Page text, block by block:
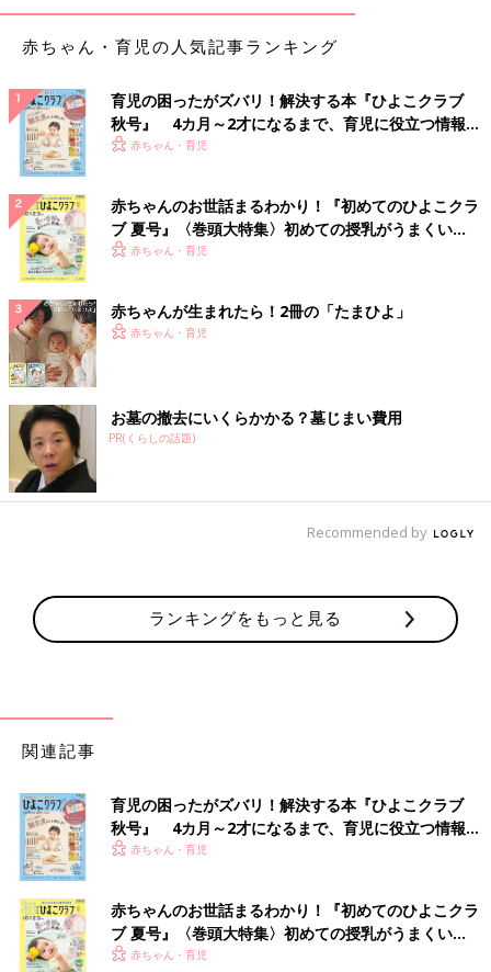
持っています。コーチや監督や解説などの仕事でサッカーの普及
につとめる方々が多いと思いますが、私の場合はバラエティー番
しでもサッカーに注目してもらえたらいいな、と思ってい
て･･･。それが自分にできる役割なんじゃないかと思うんです。
仕事が忙しくなると娘と過ごす時間が少なくなってしまうけれ
ど、そういうときは本並さんや母がバトンタッチしてくれるの
で、これからも仕事と子育てのバランスを取りながら楽しんでい
きたいです。思えば、去年の今ごろは娘が生まれてまもないころ
で、初めての経験に不安と戸惑いばかりでした。でもまわりのみ
んなに助けてもらいながら乗り越えてきて、今は不安よりも楽し
みや喜びのほうが大きいです。かわいさが増している娘との時間
も大切にしたいと思います。
かわいいけれど目が離せない！娘の成長
か。
１歳１カ月を過ぎた娘は、日に日に成長しています。最近は自分
が興味を持ったことにどんどんチャレンジする様子に驚かされま
す。わが家では犬を飼っていますが、犬たちがキッチンに入らな
いように以前からゲートを設置していて、娘の安全対策にもいい
と思っていたんです。でも、いつの間にか娘は、そのゲートを押
し開けて出ることを学んだらしいんです。あるとき、リビングに
赤ちゃん・育児の人気記事ランキング
育児の困ったがズバリ！解決する本『ひよこクラブ
秋号』 4カ月～2才になるまで、育児に役立つ情報が
いっぱい！
赤ちゃん・育児
赤ちゃんのお世話まるわかり！『初めてのひよこクラ
ブ 夏号』〈巻頭大特集〉初めての授乳がうまくい
く！ おっぱい・ミルクの基本と夏のトラブル 解決テ
赤ちゃん・育児
赤ちゃんが生まれたら！2冊の「たまひよ」
赤ちゃん・育児
お墓の撤去にいくらかかる？墓じまい費用
PR(くらしの話題)
Recommended by
ランキングをもっと見る
関連記事
育児の困ったがズバリ！解決する本『ひよこクラブ
秋号』 4カ月～2才になるまで、育児に役立つ情報が
いっぱい！
赤ちゃん・育児
赤ちゃんのお世話まるわかり！『初めてのひよこクラ
ブ 夏号』〈巻頭大特集〉初めての授乳がうまくい
く！ おっぱい・ミルクの基本と夏のトラブル 解決テ
赤ちゃん・育児